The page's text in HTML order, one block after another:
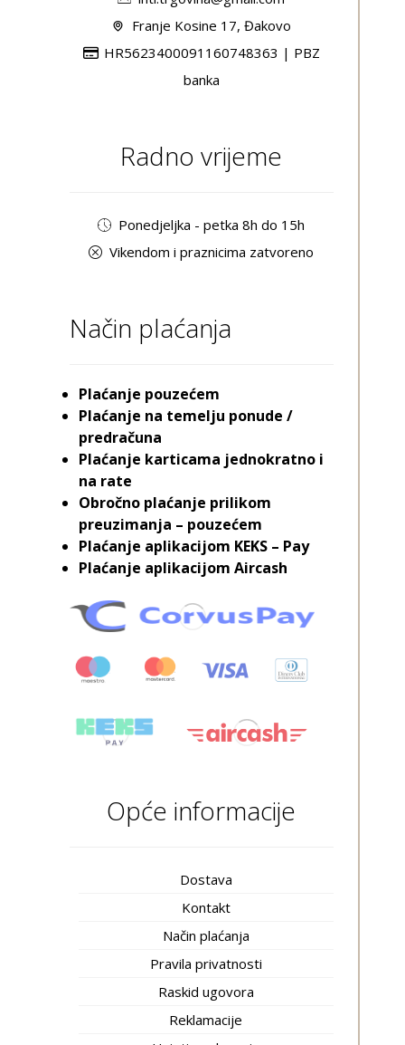
Franje Kosine 17, Đakovo
HR5623400091160748363 | PBZ
banka
Radno vrijeme
Ponedjeljka - petka 8h do 15h
Vikendom i praznicima zatvoreno
Način plaćanja
Plaćanje pouzećem
Plaćanje na temelju ponude /
predračuna
Plaćanje karticama jednokratno i
na rate
Obročno plaćanje prilikom
preuzimanja – pouzećem
Plaćanje aplikacijom KEKS – Pay
Plaćanje aplikacijom Aircash
Opće informacije
Dostava
Kontakt
Način plaćanja
Pravila privatnosti
Raskid ugovora
Reklamacije